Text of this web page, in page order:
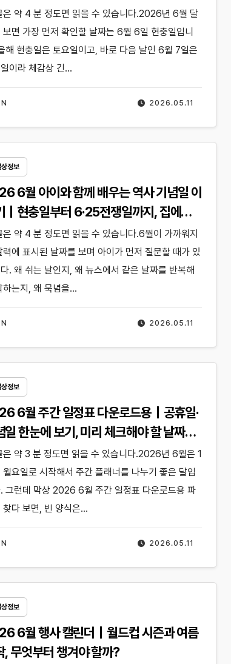
2026.05.11
은 약 4 분 정도면 읽을 수 있습니다.2026년 6월 달
보면 가장 먼저 확인할 날짜는 6월 6일 현충일입니
해 현충일은 토요일이고, 바로 다음 날인 6월 7일은
이라 체감상 긴…
정보
6월 아이와 함께 배우는 역사 기념일 이
｜현충일부터 6·25전쟁일까지, 집에서
게 설명하면 좋을까?
2026.05.11
은 약 4 분 정도면 읽을 수 있습니다.6월이 가까워지
력에 표시된 날짜를 보며 아이가 먼저 질문할 때가 있
. 왜 쉬는 날인지, 왜 뉴스에서 같은 날짜를 반복해
하는지, 왜 묵념을…
정보
6월 주간 일정표 다운로드용｜공휴일·
일 한눈에 보기, 미리 체크해야 할 날짜
2026.05.11
은 약 3 분 정도면 읽을 수 있습니다.2026년 6월은 1
월요일로 시작해서 주간 플래너를 나누기 좋은 달입
그런데 막상 2026 6월 주간 일정표 다운로드용 파
찾다 보면, 빈 양식은…
정보
6월 행사 캘린더｜월드컵 시즌과 여름
, 무엇부터 챙겨야 할까?